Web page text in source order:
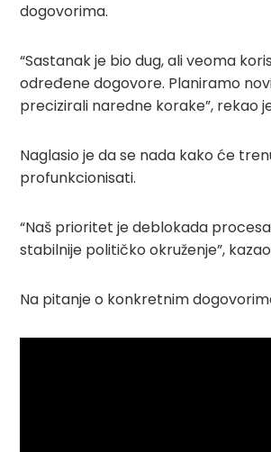
dogovorima.
“Sastanak je bio dug, ali veoma
određene dogovore. Planiramo
precizirali naredne korake”, rekao
Naglasio je da se nada kako će
profunkcionisati.
“Naš prioritet je deblokada
stabilnije političko okruženje”,
Na pitanje o konkretnim